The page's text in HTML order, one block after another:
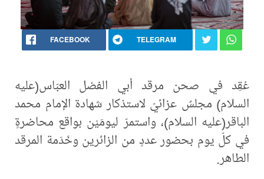
FACEBOOK TELEGRAM
عُقِد في صحن مرقد أبي الفضل العبّاس(عليه
السلام) مجلسٌ عزائيّ لاستذكار شهادة الإمام محمد
الباقر(عليه السلام)، واستمرّ ليومَيْن بواقع محاضرةٍ
في كلّ يوم بحضور عددٍ من الزائرين وخَدَمة المرقد
الطاهر.